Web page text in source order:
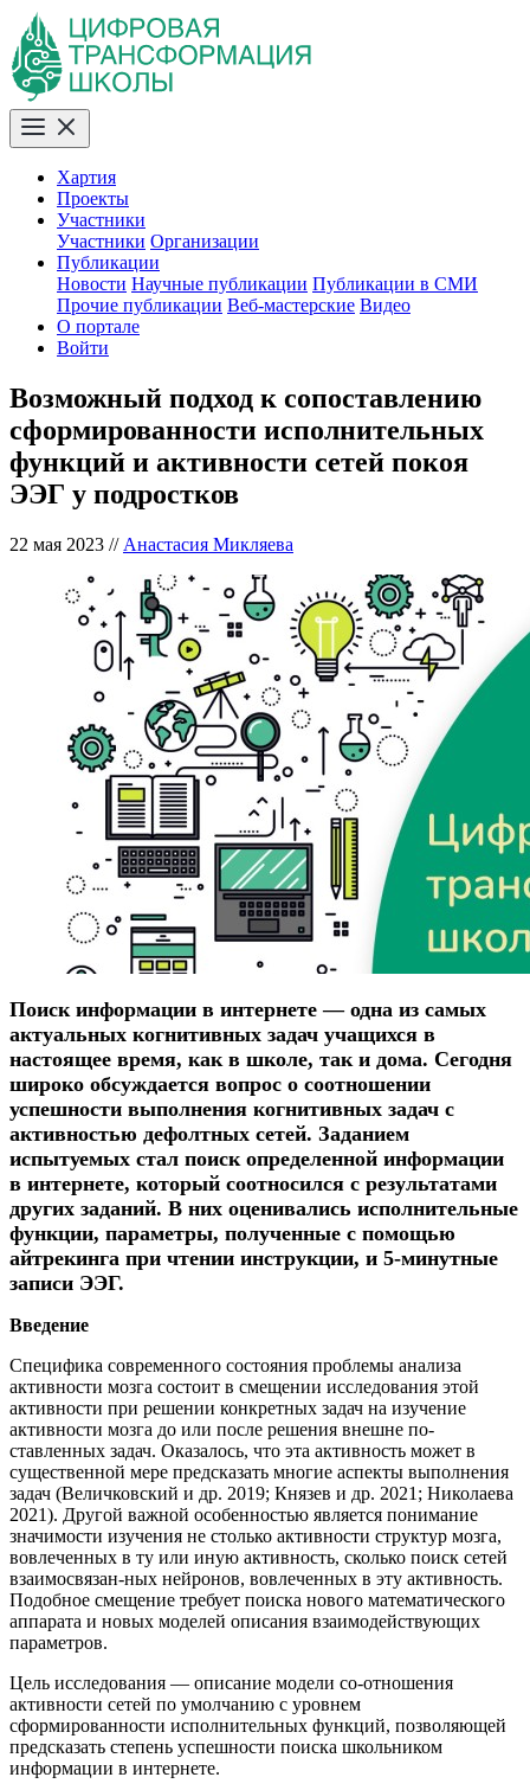
Хартия
Проекты
Участники
Участники Организации
Публикации
Новости Научные публикации Публикации в СМИ
Прочие публикации Веб-мастерские Видео
О портале
Войти
Возможный подход к сопоставлению
сформированности исполнительных
функций и активности сетей покоя
ЭЭГ у подростков
22 мая 2023 // Анастасия Микляева
Поиск информации в интернете — одна из самых
актуальных когнитивных задач учащихся в
настоящее время, как в школе, так и дома. Сегодня
широко обсуждается вопрос о соотношении
успешности выполнения когнитивных задач с
активностью дефолтных сетей. Заданием
испытуемых стал поиск определенной информации
в интернете, который соотносился с результатами
других заданий. В них оценивались исполнительные
функции, параметры, полученные с помощью
айтрекинга при чтении инструкции, и 5-минутные
записи ЭЭГ.
Введение
Специфика современного состояния проблемы анализа
активности мозга состоит в смещении исследования этой
активности при решении конкретных задач на изучение
активности мозга до или после решения внешне по-
ставленных задач. Оказалось, что эта активность может в
существенной мере предсказать многие аспекты выполнения
задач (Величковский и др. 2019; Князев и др. 2021; Николаева
2021). Другой важной особенностью является понимание
значимости изучения не столько активности структур мозга,
вовлеченных в ту или иную активность, сколько поиск сетей
взаимосвязан-ных нейронов, вовлеченных в эту активность.
Подобное смещение требует поиска нового математического
аппарата и новых моделей описания взаимодействующих
параметров.
Цель исследования — описание модели со-отношения
активности сетей по умолчанию с уровнем
сформированности исполнительных функций, позволяющей
предсказать степень успешности поиска школьником
информации в интернете.